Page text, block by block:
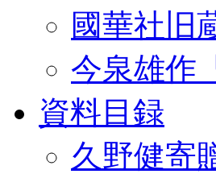
國華社旧
今泉雄作
資料目録
久野健寄